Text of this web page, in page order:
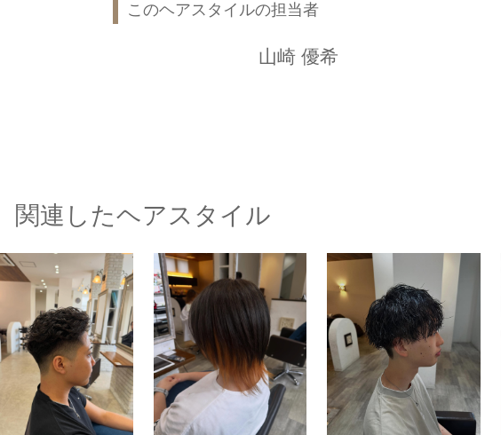
このヘアスタイルの担当者
山崎 優希
関連したヘアスタイル